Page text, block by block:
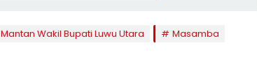
Mantan Wakil Bupati Luwu Utara
Masamba